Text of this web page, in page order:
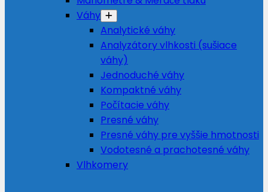
Váhy
Analytické váhy
Analyzátory vlhkosti (sušiace
váhy)
Jednoduché váhy
Kompaktné váhy
Počítacie váhy
Presné váhy
Presné váhy pre vyššie hmotnosti
Vodotesné a prachotesné váhy
Vlhkomery